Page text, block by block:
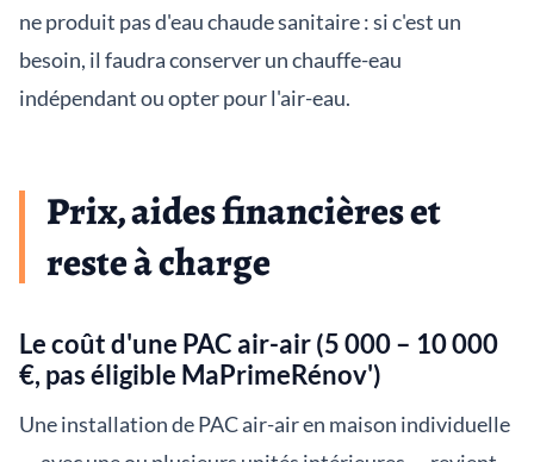
ne produit pas d'eau chaude sanitaire : si c'est un
besoin, il faudra conserver un chauffe-eau
indépendant ou opter pour l'air-eau.
Prix, aides financières et
reste à charge
Le coût d'une PAC air-air (5 000 – 10 000
€, pas éligible MaPrimeRénov')
Une installation de PAC air-air en maison individuelle